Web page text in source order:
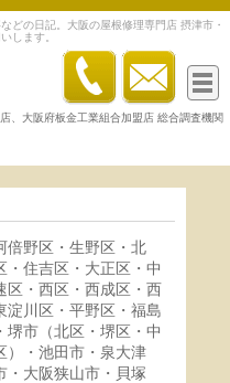
どの日記。大阪の屋根修理専門店 摂津市・
します。
、大阪府板金工業組合加盟店 総合調査機関
倍野区・生野区・北
・住吉区・大正区・中
区・西区・西成区・西
淀川区・平野区・福島
堺市（北区・堺区・中
）・池田市・泉大津
・大阪狭山市・貝塚